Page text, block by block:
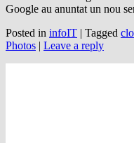
Google au anuntat un nou
Posted in infoIT | Tagged
Photos | Leave a reply